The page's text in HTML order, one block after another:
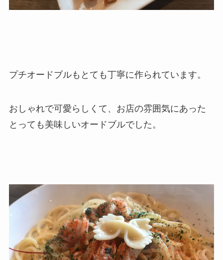
プチオードブルもとても丁寧に作られています。
おしゃれで可愛らしくて、お店の雰囲気にあった
とっても美味しいオードブルでした。